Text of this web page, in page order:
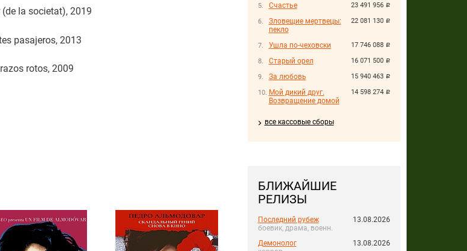
23 491 956 руб.
Счастье
22 081 130 руб.
Зловещие мертвецы:
пекло
17 746 088 руб.
Ушла по-чеховски
16 071 500 руб.
Старый орел
15 940 463 руб.
За любовь
14 598 274 руб.
Мой дикий друг.
Возвращение домой
все кассовые сборы
БЛИЖАЙШИЕ
РЕЛИЗЫ
Последний рубеж
боевик, драма, военн.
13.08.2026
Демонолог
13.08.2026
la societat), 2019
pasajeros, 2013
rotos, 2009